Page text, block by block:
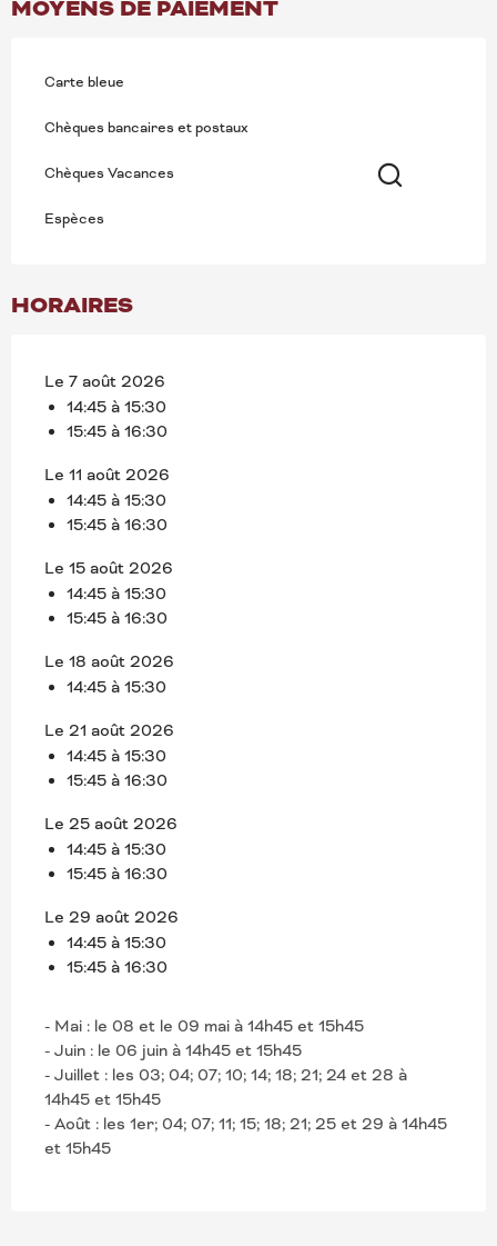
MOYENS DE PAIEMENT
Carte bleue
Chèques bancaires et postaux
Chèques Vacances
Espèces
HORAIRES
Le 7 août 2026
14:45 à 15:30
15:45 à 16:30
Le 11 août 2026
14:45 à 15:30
15:45 à 16:30
Le 15 août 2026
14:45 à 15:30
15:45 à 16:30
Le 18 août 2026
14:45 à 15:30
Le 21 août 2026
14:45 à 15:30
15:45 à 16:30
Le 25 août 2026
14:45 à 15:30
15:45 à 16:30
Le 29 août 2026
14:45 à 15:30
15:45 à 16:30
- Mai : le 08 et le 09 mai à 14h45 et 15h45
- Juin : le 06 juin à 14h45 et 15h45
- Juillet : les 03; 04; 07; 10; 14; 18; 21; 24 et 28 à
14h45 et 15h45
- Août : les 1er; 04; 07; 11; 15; 18; 21; 25 et 29 à 14h45
et 15h45